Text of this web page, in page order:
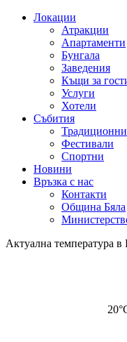
Локации
Атракции
Апартаменти
Бунгала
Заведения
Къщи за
Услуги
Хотели
Събития
Традиционни
Фестивали
Спортни
Новини
Връзка с нас
Контакти
Община Бяла
Актуална температура в
20